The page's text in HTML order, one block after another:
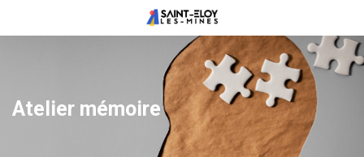
Atelier mémoire